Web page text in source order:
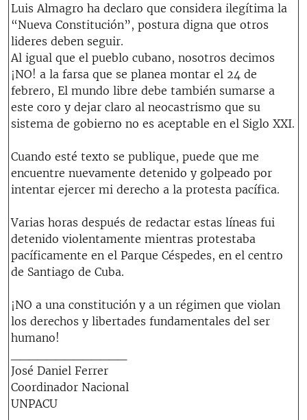
Luis Almagro ha declaro que considera ilegítima la
“Nueva Constitución”, postura digna que otros
lideres deben seguir.
Al igual que el pueblo cubano, nosotros decimos
¡NO! a la farsa que se planea montar el 24 de
febrero, El mundo libre debe también sumarse a
este coro y dejar claro al neocastrismo que su
sistema de gobierno no es aceptable en el Siglo XXI.
Cuando esté texto se publique, puede que me
encuentre nuevamente detenido y golpeado por
intentar ejercer mi derecho a la protesta pacífica.
Varias horas después de redactar estas líneas fui
detenido violentamente mientras protestaba
pacíficamente en el Parque Céspedes, en el centro
de Santiago de Cuba.
¡NO a una constitución y a un régimen que violan
los derechos y libertades fundamentales del ser
humano!
José Daniel Ferrer
Coordinador Nacional
UNPACU